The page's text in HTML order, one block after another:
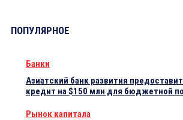
ПОПУЛЯРНОЕ
Банки
Азиатский банк развития
кредит на $150 млн для бюджетной
Рынок капитала